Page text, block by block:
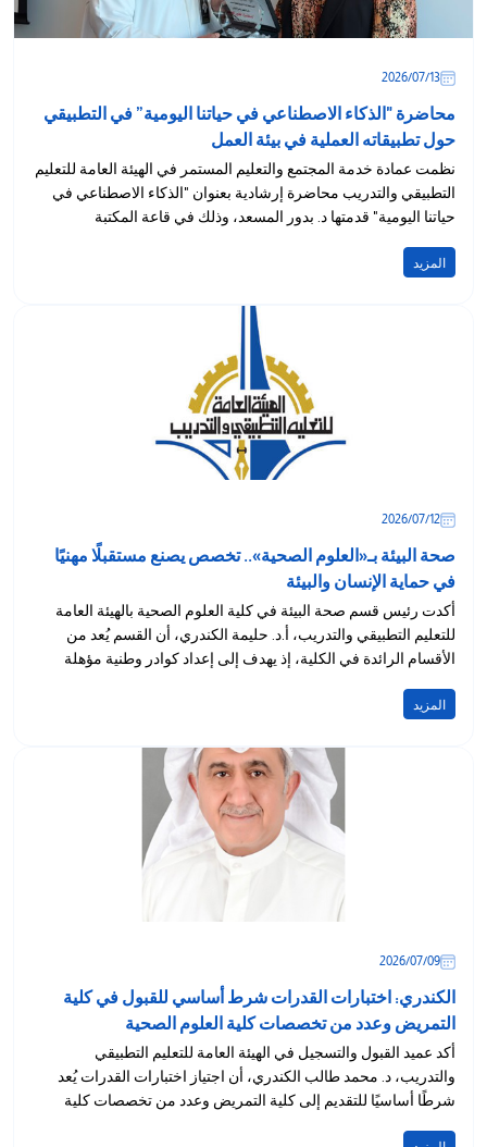
13‏/07‏/2026
محاضرة "الذكاء الاصطناعي في حياتنا اليومية” في التطبيقي
حول تطبيقاته العملية في بيئة العمل
نظمت عمادة خدمة المجتمع والتعليم المستمر في الهيئة العامة للتعليم
التطبيقي والتدريب محاضرة إرشادية بعنوان "الذكاء الاصطناعي في
حياتنا اليومية" قدمتها د. بدور المسعد، وذلك في قاعة المكتبة
المزيد
12‏/07‏/2026
صحة البيئة بـ«العلوم الصحية».. تخصص يصنع مستقبلًا مهنيًا
في حماية الإنسان والبيئة
أكدت رئيس قسم صحة البيئة في كلية العلوم الصحية بالهيئة العامة
للتعليم التطبيقي والتدريب، أ.د. حليمة الكندري، أن القسم يُعد من
الأقسام الرائدة في الكلية، إذ يهدف إلى إعداد كوادر وطنية مؤهلة
المزيد
09‏/07‏/2026
الكندري: اختبارات القدرات شرط أساسي للقبول في كلية
التمريض وعدد من تخصصات كلية العلوم الصحية
أكد عميد القبول والتسجيل في الهيئة العامة للتعليم التطبيقي
والتدريب، د. محمد طالب الكندري، أن اجتياز اختبارات القدرات يُعد
شرطًا أساسيًا للتقديم إلى كلية التمريض وعدد من تخصصات كلية